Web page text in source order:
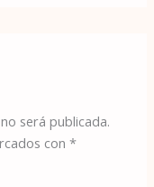
será publicada.
con*